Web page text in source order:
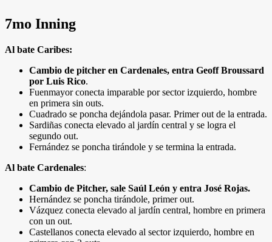
7mo Inning
Al bate Caribes:
Cambio de pitcher en Cardenales, entra Geoff Broussard
por Luis Rico.
Fuenmayor conecta imparable por sector izquierdo, hombre
en primera sin outs.
Cuadrado se poncha dejándola pasar. Primer out de la entrada.
Sardiñas conecta elevado al jardín central y se logra el
segundo out.
Fernández se poncha tirándole y se termina la entrada.
Al bate Cardenales:
Cambio de Pitcher, sale Saúl León y entra José Rojas.
Hernández se poncha tirándole, primer out.
Vázquez conecta elevado al jardín central, hombre en primera
con un out.
Castellanos conecta elevado al sector izquierdo, hombre en